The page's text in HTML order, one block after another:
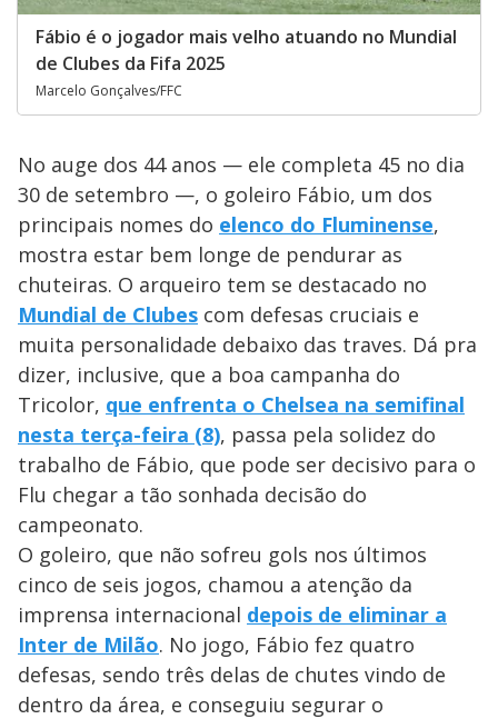
Fábio é o jogador mais velho atuando no Mundial
de Clubes da Fifa 2025
Marcelo Gonçalves/FFC
No auge dos 44 anos — ele completa 45 no dia
30 de setembro —, o goleiro Fábio, um dos
principais nomes do elenco do Fluminense,
mostra estar bem longe de pendurar as
chuteiras. O arqueiro tem se destacado no
Mundial de Clubes com defesas cruciais e
muita personalidade debaixo das traves. Dá pra
dizer, inclusive, que a boa campanha do
Tricolor, que enfrenta o Chelsea na semifinal
nesta terça-feira (8), passa pela solidez do
trabalho de Fábio, que pode ser decisivo para o
Flu chegar a tão sonhada decisão do
campeonato.
O goleiro, que não sofreu gols nos últimos
cinco de seis jogos, chamou a atenção da
imprensa internacional depois de eliminar a
Inter de Milão. No jogo, Fábio fez quatro
defesas, sendo três delas de chutes vindo de
dentro da área, e conseguiu segurar o